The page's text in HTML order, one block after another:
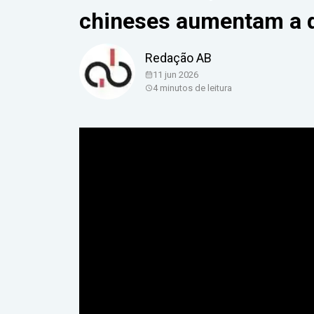
chineses aumentam a
Redação AB
11 jun 2026
4 minutos de leitura